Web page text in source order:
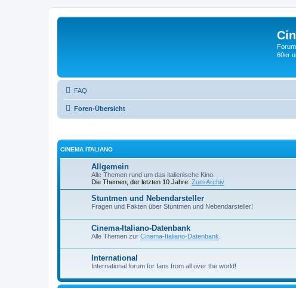
60er
FAQ
Foren-Übersicht
CINEMA ITALIANO
Allgemein
Alle Themen rund um das italienische Kino.
Die Themen, der letzten 10 Jahre: Zum Archiv
Stuntmen und Nebendarsteller
Fragen und Fakten über Stuntmen und Nebendarsteller!
Cinema-Italiano-Datenbank
Alle Themen zur Cinema-Italiano-Datenbank
International
International forum for fans from all over the world!